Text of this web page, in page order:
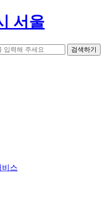
서울
검색하기
비스